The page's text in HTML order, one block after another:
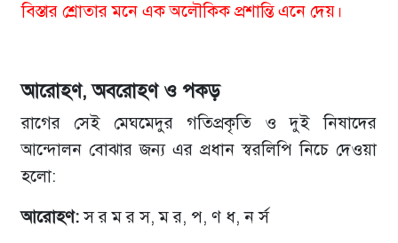
বিস্তার শ্রোতার মনে এক অলৌকিক প্রশান্তি এনে দেয়।
আরোহণ, অবরোহণ ও পকড়
রাগের সেই মেঘমেদুর গতিপ্রকৃতি ও দুই নিষাদের
আন্দোলন বোঝার জন্য এর প্রধান স্বরলিপি নিচে দেওয়া
হলো:
আরোহণ:স র ম র স, ম র, প, ণ ধ, ন র্স